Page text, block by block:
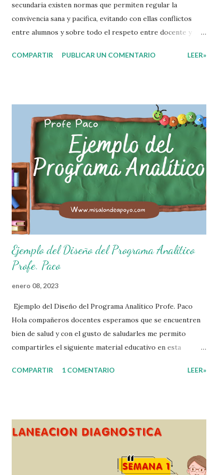
secundaria existen normas que permiten regular la
convivencia sana y pacifica, evitando con ellas conflictos
entre alumnos y sobre todo el respeto entre docente y
normas con responsabilidad en un futuro será un ciudadano
pequeños, entiendan, analizan y practiquen las grandes
responsabilidades que conlleva ser un buen ciudadano. A
continuación les compartimos algunos ejemplos de reglas
de salón de clases: 1. Cumplo con mis tareas y trabajos. 2.
Cuidado mi higiene personal. 3. Levanto la mano para
hablar. 4. Pido permiso para ir al baño 5. Deposito la
basura en su lugar. 6. Cumplo con mis útiles esc...
COMPARTIR PUBLICAR UN COMENTARIO LEER»
Ejemplo del Diseño del Programa Analítico
Profe. Paco
enero 08, 2023
Ejemplo del Diseño del Programa Analítico Profe. Paco
Hola compañeros docentes esperamos que se encuentren
bien de salud y con el gusto de saludarles me permito
compartirles el siguiente material educativo en esta
Esperando que este material sea de gran utilidad para
agradecemos a los creadores de los diferentes materiales
nosotros solo los compartimos con fines educativos,
didácticos e informativos. ☺️ Obtén documento completo
COMPARTIR 1 COMENTARIO LEER»